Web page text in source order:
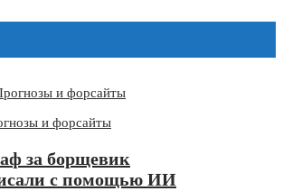
и форсайты
за борщевик
с помощью ИИ